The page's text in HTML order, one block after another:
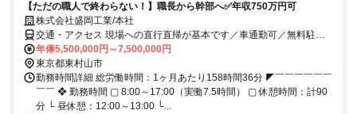
【ただの職人で終わらない！】職長から幹部へ✅年収750万円可
株式会社盛岡工業/本社
交通・アクセス 現場への直行直帰が基本です／車通勤可／無料駐車
場あり／バイク、自転車通勤可／転勤なし
年俸5,500,000円～7,500,000円
東京都東村山市
勤務時間詳細 総労働時間：1ヶ月あたり158時間36分 ◤￣￣￣￣￣￣
￣￣ ❖ 勤務時間 ▢ 8:00～17:00（実働7.5時間） ▢ 休憩時間：計90
分 └ 昼休憩：12:00～13:00 └...